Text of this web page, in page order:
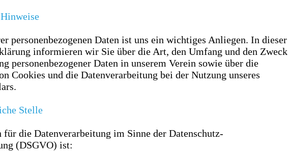
personenbezogenen Daten ist uns ein wichtiges Anliegen. In dieser
informieren wir Sie über die Art, den Umfang und den Zweck
personenbezogener Daten in unserem Verein sowie über die
Cookies und die Datenverarbeitung bei der Nutzung unseres
Stelle
die Datenverarbeitung im Sinne der Datenschutz-
(DSGVO) ist: